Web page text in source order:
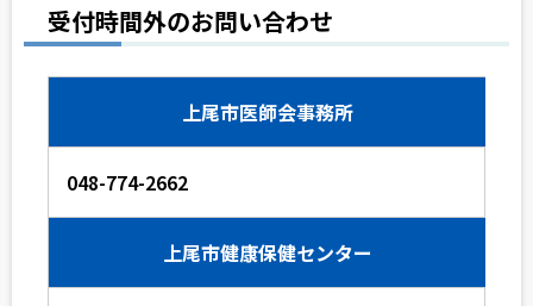
受付時間外のお問い合わせ
上尾市医師会事務所
048-774-2662
上尾市健康保健センター